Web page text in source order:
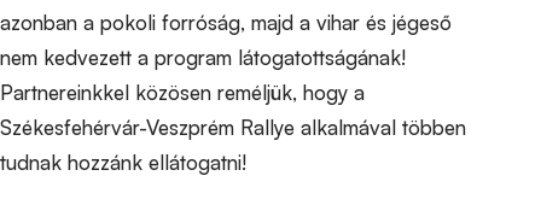
azonban a pokoli forróság, majd a vihar és jégeső
nem kedvezett a program látogatottságának!
Partnereinkkel közösen reméljük, hogy a
Székesfehérvár-Veszprém Rallye alkalmával többen
tudnak hozzánk ellátogatni!